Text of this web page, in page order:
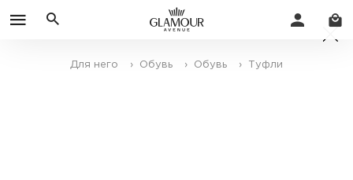
Для него › Обувь › Обувь › Туфли